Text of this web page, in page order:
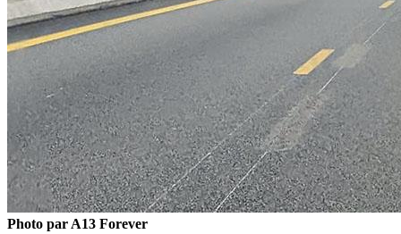
Photo par A13 Forever